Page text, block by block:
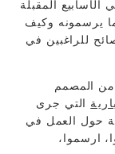
المقبلة
يرسمونه وكيف
للراغبين في
من المصمم
التي جرى
حول العمل في
ارسموا،